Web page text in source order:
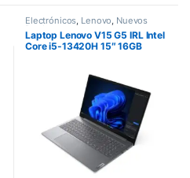
Electrónicos, Lenovo, Nuevos
Productos
Laptop Lenovo V15 G5 IRL Intel
Core i5-13420H 15″ 16GB